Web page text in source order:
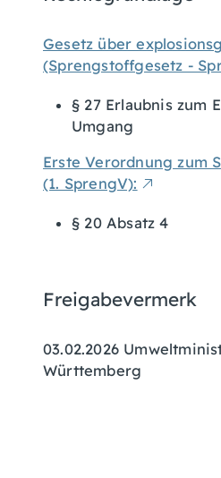
Gesetz über
(Sprengstoffgesetz -
§ 27 Erlaubnis zum
Umgang
Erste Verordnung zum
(1. SprengV):
§ 20 Absatz 4
Freigabevermerk
03.02.2026
Württemberg